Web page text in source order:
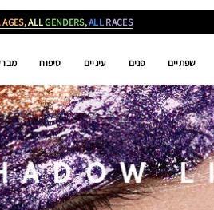
AGES,ALLGENDERS,ALL RACES
שפתיים פנים עיניים טיפוח